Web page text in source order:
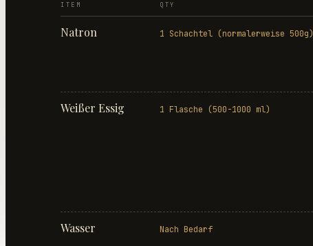
ITEM QTY
Natron 1 Schachtel (normalerweise 500g)
Weißer Essig 1 Flasche (500-1000 ml)
Wasser Nach Bedarf